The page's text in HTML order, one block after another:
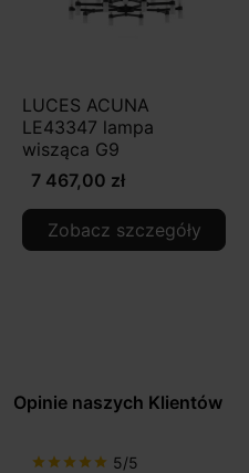
LUCES ACUNA
LE43347 lampa
wisząca G9
7 467,00 zł
Zobacz szczegóły
Opinie naszych Klientów
star star star star star 5/5